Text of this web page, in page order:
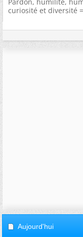
curiosité et diversité
Aujourd'hui